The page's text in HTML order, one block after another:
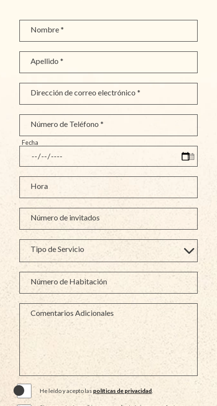
Nombre *
Apellido *
Dirección de correo electrónico *
Número de Teléfono *
Fecha
Hora
Número de invitados
Tipo de Servicio
Número de Habitación
Comentarios Adicionales
He leído y acepto las políticas de privacidad